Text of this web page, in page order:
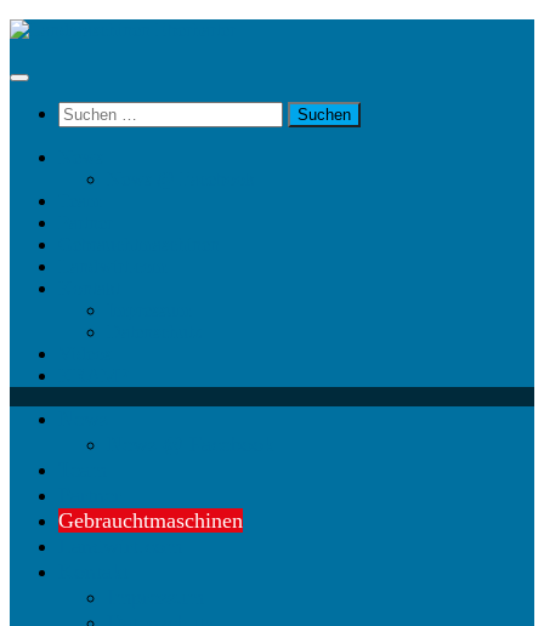
Unter
Inhalt
Suchen
nach:
Gebrauchtmaschinen